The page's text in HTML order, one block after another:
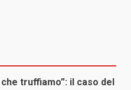
truffiamo”: il caso del